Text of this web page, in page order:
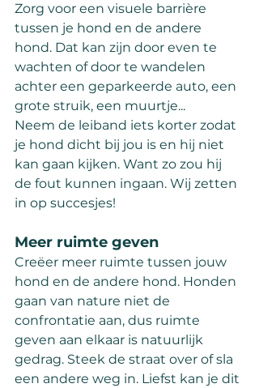
Zorg voor een visuele barrière
tussen je hond en de andere
hond. Dat kan zijn door even te
wachten of door te wandelen
achter een geparkeerde auto, een
grote struik, een muurtje...
Neem de leiband iets korter zodat
je hond dicht bij jou is en hij niet
kan gaan kijken. Want zo zou hij
de fout kunnen ingaan. Wij zetten
in op succesjes!
Meer ruimte geven
Creëer meer ruimte tussen jouw
hond en de andere hond. Honden
gaan van nature niet de
confrontatie aan, dus ruimte
geven aan elkaar is natuurlijk
gedrag. Steek de straat over of sla
een andere weg in. Liefst kan je dit